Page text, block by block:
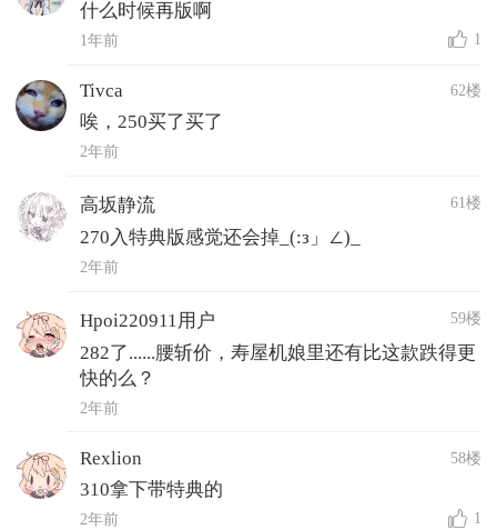
什么时候再版啊
1年前 1
Tivca 62楼
唉，250买了买了
2年前
高坂静流 61楼
270入特典版感觉还会掉_(:з」∠)_
2年前
Hpoi220911用户 59楼
282了......腰斩价，寿屋机娘里还有比这款跌得更
快的么？
2年前
Rexlion 58楼
310拿下带特典的
2年前 1